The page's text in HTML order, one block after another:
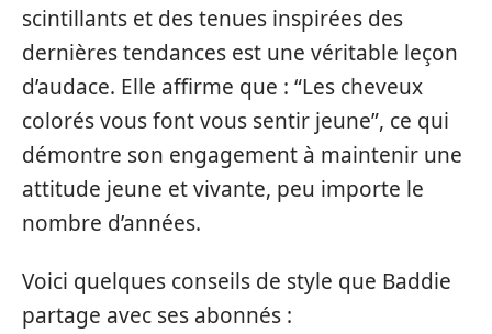
scintillants et des tenues inspirées des
dernières tendances est une véritable leçon
d’audace. Elle affirme que : “Les cheveux
colorés vous font vous sentir jeune”, ce qui
démontre son engagement à maintenir une
attitude jeune et vivante, peu importe le
nombre d’années.
Voici quelques conseils de style que Baddie
partage avec ses abonnés :